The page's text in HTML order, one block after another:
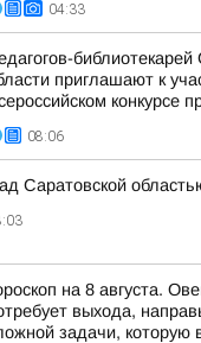
04:33
библиотекарей
приглашают к
конкурсе
08:06
Саратовской
на 8 августа.
выхода,
задачи, которую